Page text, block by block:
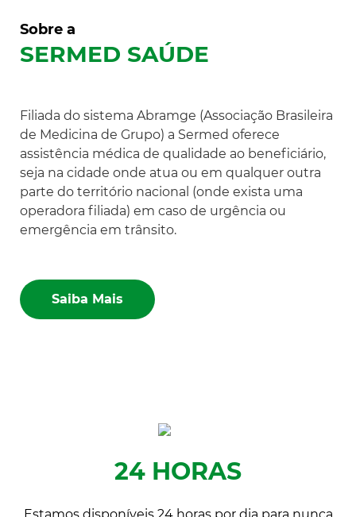
Sobre a
SERMED SAÚDE
Filiada do sistema Abramge (Associação Brasileira
de Medicina de Grupo) a Sermed oferece
assistência médica de qualidade ao beneficiário,
seja na cidade onde atua ou em qualquer outra
parte do território nacional (onde exista uma
operadora filiada) em caso de urgência ou
emergência em trânsito.
Saiba Mais
24 HORAS